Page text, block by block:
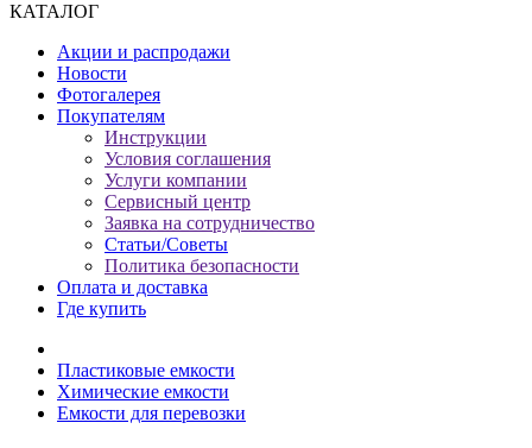
КАТАЛОГ
Акции и распродажи
Новости
Фотогалерея
Покупателям
Инструкции
Условия соглашения
Услуги компании
Сервисный центр
Заявка на сотрудничество
Статьи/Советы
Политика безопасности
Оплата и доставка
Где купить
Пластиковые емкости
Химические емкости
Емкости для перевозки